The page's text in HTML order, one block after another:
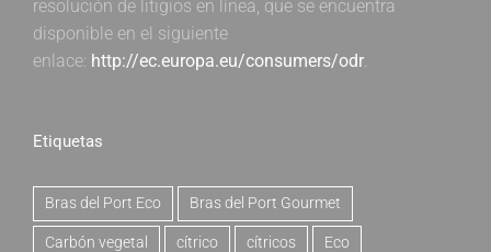
resolución de litigios en línea, que se encuentra
disponible en el siguiente
enlace: http://ec.europa.eu/consumers/odr.
Etiquetas
Bras del Port Eco Bras del Port Gourmet
Carbón vegetal cítrico cítricos Eco